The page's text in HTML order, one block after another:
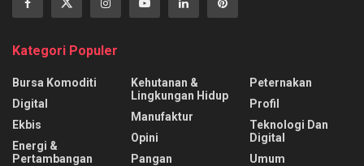
Kategori Populer
Bursa Komoditi
Digital
Ekbis
Energi &
Pertambangan
Kehutanan &
Lingkungan Hidup
Manufaktur
Opini
Pangan
Peternakan
Profil
Teknologi Dan
Digital
Umum